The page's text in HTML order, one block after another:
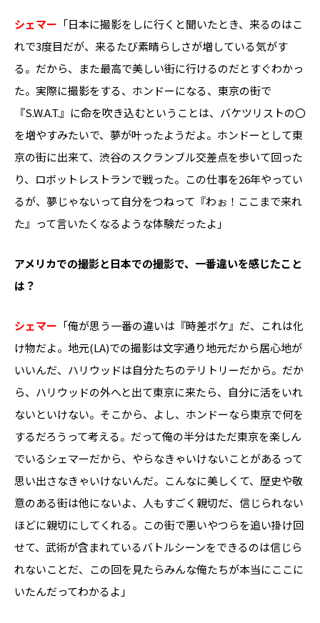
シェマー 「日本に撮影をしに行くと聞いたとき、来るのはこ
れで3度目だが、来るたび素晴らしさが増している気がす
る。だから、また最高で美しい街に行けるのだとすぐわかっ
た。実際に撮影をする、ホンドーになる、東京の街で
『S.W.A.T.』に命を吹き込むということは、バケツリストの〇
を増やすみたいで、夢が叶ったようだよ。ホンドーとして東
京の街に出来て、渋谷のスクランブル交差点を歩いて回った
り、ロボットレストランで戦った。この仕事を26年やってい
るが、夢じゃないって自分をつねって『わぉ！ここまで来れ
た』って言いたくなるような体験だったよ」
――アメリカでの撮影と日本での撮影で、一番違いを感じたこと
は？
シェマー 「俺が思う一番の違いは『時差ボケ』だ、これは化
け物だよ。地元(LA)での撮影は文字通り地元だから居心地が
いいんだ、ハリウッドは自分たちのテリトリーだから。だか
ら、ハリウッドの外へと出て東京に来たら、自分に活をいれ
ないといけない。そこから、よし、ホンドーなら東京で何を
するだろうって考える。だって俺の半分はただ東京を楽しん
でいるシェマーだから、やらなきゃいけないことがあるって
思い出さなきゃいけないんだ。こんなに美しくて、歴史や敬
意のある街は他にないよ、人もすごく親切だ、信じられない
ほどに親切にしてくれる。この街で悪いやつらを追い掛け回
せて、武術が含まれているバトルシーンをできるのは信じら
れないことだ、この回を見たらみんな俺たちが本当にここに
いたんだってわかるよ」